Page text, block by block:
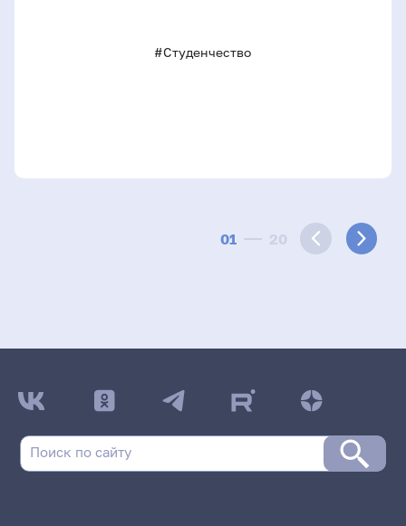
01 20
#Студенчество